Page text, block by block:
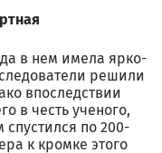
в нем имела ярко-
решили
впоследствии
в честь ученого,
по 200-
к кромке этого